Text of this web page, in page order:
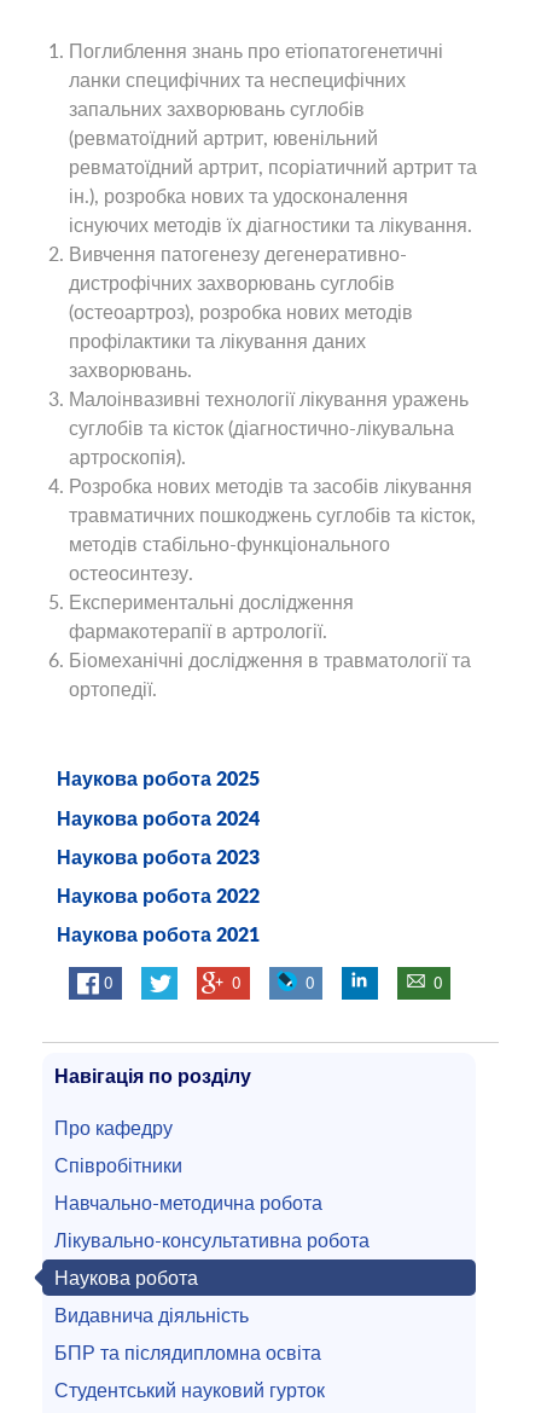
Поглиблення знань про етіопатогенетичні
ланки специфічних та неспецифічних
запальних захворювань суглобів
(ревматоїдний артрит, ювенільний
ревматоїдний артрит, псоріатичний артрит та
ін.), розробка нових та удосконалення
існуючих методів їх діагностики та лікування.
Вивчення патогенезу дегенеративно-
дистрофічних захворювань суглобів
(остеоартроз), розробка нових методів
профілактики та лікування даних
захворювань.
Малоінвазивні технології лікування уражень
суглобів та кісток (діагностично-лікувальна
артроскопія).
Розробка нових методів та засобів лікування
травматичних пошкоджень суглобів та кісток,
методів стабільно-функціонального
остеосинтезу.
Експериментальні дослідження
фармакотерапії в артрології.
Біомеханічні дослідження в травматології та
ортопедії.
Наукова робота 2025
Наукова робота 2024
Наукова робота 2023
Наукова робота 2022
Наукова робота 2021
0 0 0 0
Навігація по розділу
Про кафедру
Співробітники
Навчально-методична робота
Лікувально-консультативна робота
Наукова робота
Видавнича діяльність
БПР та післядипломна освіта
Студентський науковий гурток